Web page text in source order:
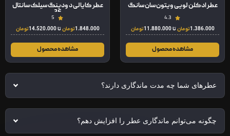
عطر ادکلن لویی ویتون سان سانگ
4.3
1.386.000تومانتا11.880.000 تومان
مشاهده محصول
عطر کایالی د ودینگ سیلک سانتال
36
5
1.848.000تومانتا14.520.000تومان
مشاهده محصول
عطرهای شما چه مدت ماندگاری دارند؟
چگونه می‌توانم ماندگاری عطر را افزایش دهم؟